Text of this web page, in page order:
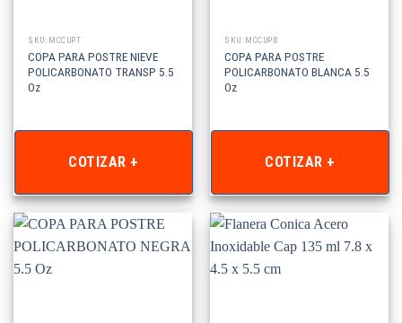
SKU: MCCUPT
COPA PARA POSTRE NIEVE
POLICARBONATO TRANSP 5.5
Oz
COTIZAR +
SKU: MCCUPB
COPA PARA POSTRE
POLICARBONATO BLANCA 5.5
Oz
COTIZAR +